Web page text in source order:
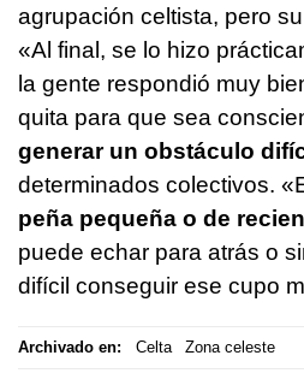
agrupación celtista, pero
«Al final, se lo hizo
la gente respondió muy
quita para que sea
generar un obstáculo
determinados colectivos.
peña pequeña o de
puede echar para atrás o
difícil conseguir ese cupo
Archivado en: Celta Zona celeste